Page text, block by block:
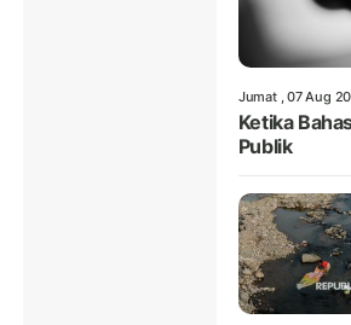
Jumat , 07 Aug
Ketika
Publik